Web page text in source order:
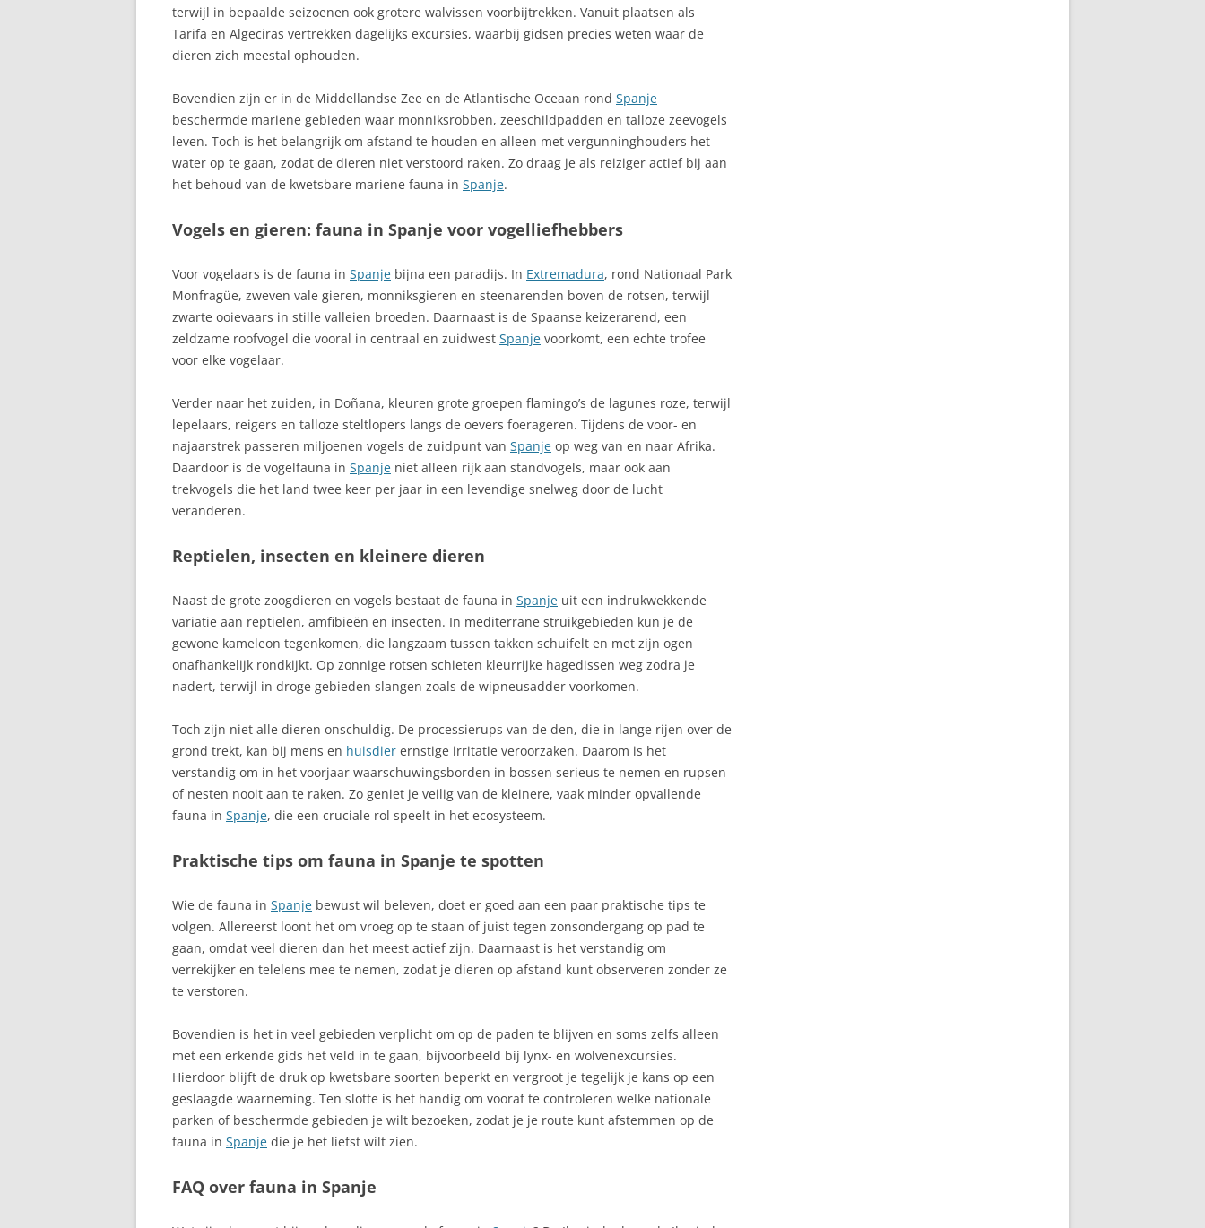
BEGUR, STIJLVOL AAN DE COSTA
BRAVA
BENALMÁDENA COSTA, COSTA
DEL SOL
BETANZOS, MIDDELEEUWSE STAD
IN GALICIË
BILBAO, BISCAY
BORREGUILES, SIERRA NEVADA
BRENA BAJA, LA PALMA
ONTDEKKEN
BUÑOL
CACERES
CADAQUES, COSTA BRAVA:
NATUUR, KUNST, STRANDEN
CALA D’OR, MALLORCA
CALA DE MIJAS, COSTA DEL SOL
CALA LLONGA STRAND, IBIZA
CALELLA, COSTA DEL MARESME
CALETA DE FUSTE,
FUERTEVENTURA
CALPE, COSTA BLANCA
CANARISCHE EILANDEN:
VEELZIJDIGE ARCHIPEL
CANTABRIË, AUTONOME REGIO IN
SPANJE
CARMONA, SEVILLA
FOOI GEVEN IN SPANJE
FUERTEVENTURA VLIEGVELD
GELDZAKEN IN SPANJE
GEOGRAFIE
GESCHIEDENIS
SPANJE
GODSDIENST SPANJE
GRIEP, SPAANSE
HENGELSPORT SPANJE: ENORME
VARIATIE
HUISDIER MEE NAAR SPANJE
JUAN SEBASTIAN DE ELCANO, HET
GROOTSTE SPAANSE TALL SHIP
(KVK SPANJE)
FEESTEN EN LEKKERNIJEN
KLIMAAT SPANJE
LEGENDEN EN ROMANCES UIT
LEGENDEN EN ROMANCES VAN
SPANJE
LEGENDEN EN ROMANCES VAN
SPANJE II
SPAANSE STOOFSCHOTEL MET
HAMLAPPEN
TAPAS: BANDERILLAS
TAPAS: GEMARINEERD
VARKENSVLEES, PRUEBA DE
TORTILLA ESPAÑOLA
WORTEL MET SALAMI EN
ROZIJNEN
ZALM OP SPAANSE WIJZE
ZARZUELA DE PESCADO
terwijl in bepaalde seizoenen ook grotere walvissen voorbijtrekken. Vanuit plaatsen als
Tarifa en Algeciras vertrekken dagelijks excursies, waarbij gidsen precies weten waar de
dieren zich meestal ophouden.
Bovendien zijn er in de Middellandse Zee en de Atlantische Oceaan rond Spanje
beschermde mariene gebieden waar monniksrobben, zeeschildpadden en talloze zeevogels
leven. Toch is het belangrijk om afstand te houden en alleen met vergunninghouders het
water op te gaan, zodat de dieren niet verstoord raken. Zo draag je als reiziger actief bij aan
het behoud van de kwetsbare mariene fauna in Spanje.
Vogels en gieren: fauna in Spanje voor vogelliefhebbers
Voor vogelaars is de fauna in Spanje bijna een paradijs. In Extremadura, rond Nationaal Park
Monfragüe, zweven vale gieren, monniksgieren en steenarenden boven de rotsen, terwijl
zwarte ooievaars in stille valleien broeden. Daarnaast is de Spaanse keizerarend, een
zeldzame roofvogel die vooral in centraal en zuidwest Spanje voorkomt, een echte trofee
voor elke vogelaar.
Verder naar het zuiden, in Doñana, kleuren grote groepen flamingo’s de lagunes roze, terwijl
lepelaars, reigers en talloze steltlopers langs de oevers foerageren. Tijdens de voor- en
najaarstrek passeren miljoenen vogels de zuidpunt van Spanje op weg van en naar Afrika.
Daardoor is de vogelfauna in Spanje niet alleen rijk aan standvogels, maar ook aan
trekvogels die het land twee keer per jaar in een levendige snelweg door de lucht
veranderen.
Reptielen, insecten en kleinere dieren
Naast de grote zoogdieren en vogels bestaat de fauna in Spanje uit een indrukwekkende
variatie aan reptielen, amfibieën en insecten. In mediterrane struikgebieden kun je de
gewone kameleon tegenkomen, die langzaam tussen takken schuifelt en met zijn ogen
onafhankelijk rondkijkt. Op zonnige rotsen schieten kleurrijke hagedissen weg zodra je
nadert, terwijl in droge gebieden slangen zoals de wipneusadder voorkomen.
Toch zijn niet alle dieren onschuldig. De processierups van de den, die in lange rijen over de
grond trekt, kan bij mens en huisdier ernstige irritatie veroorzaken. Daarom is het
verstandig om in het voorjaar waarschuwingsborden in bossen serieus te nemen en rupsen
of nesten nooit aan te raken. Zo geniet je veilig van de kleinere, vaak minder opvallende
fauna in Spanje, die een cruciale rol speelt in het ecosysteem.
Praktische tips om fauna in Spanje te spotten
Wie de fauna in Spanje bewust wil beleven, doet er goed aan een paar praktische tips te
volgen. Allereerst loont het om vroeg op te staan of juist tegen zonsondergang op pad te
gaan, omdat veel dieren dan het meest actief zijn. Daarnaast is het verstandig om
verrekijker en telelens mee te nemen, zodat je dieren op afstand kunt observeren zonder ze
te verstoren.
Bovendien is het in veel gebieden verplicht om op de paden te blijven en soms zelfs alleen
met een erkende gids het veld in te gaan, bijvoorbeeld bij lynx- en wolvenexcursies.
Hierdoor blijft de druk op kwetsbare soorten beperkt en vergroot je tegelijk je kans op een
geslaagde waarneming. Ten slotte is het handig om vooraf te controleren welke nationale
parken of beschermde gebieden je wilt bezoeken, zodat je je route kunt afstemmen op de
fauna in Spanje die je het liefst wilt zien.
FAQ over fauna in Spanje